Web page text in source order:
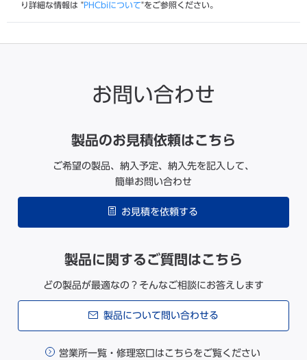
り詳細な情報は "PHCbiについて"をご参照ください。
お問い合わせ
製品のお見積依頼はこちら
ご希望の製品、納入予定、納入先を記入して、
簡単お問い合わせ
お見積を依頼する
製品に関するご質問はこちら
どの製品が最適なの？そんなご相談にお答えします
製品について問い合わせる
営業所一覧・修理窓口はこちらをご覧ください